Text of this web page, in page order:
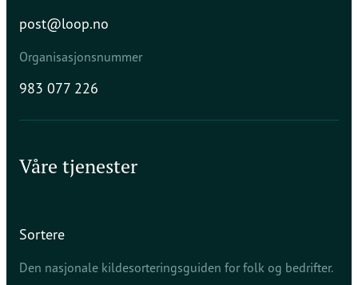
post@loop.no
Organisasjonsnummer
983 077 226
Våre tjenester
Sortere
Den nasjonale kildesorteringsguiden for folk og bedrifter.